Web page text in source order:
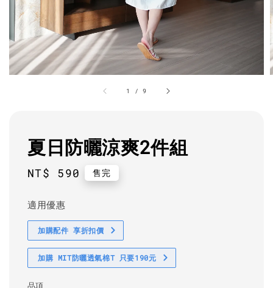
1 /9
夏日防曬涼爽2件組
Regular
NT$ 590 售完
適用優惠
加購配件 享折扣價
加購 MIT防曬透氣棉T 只要190元
品項